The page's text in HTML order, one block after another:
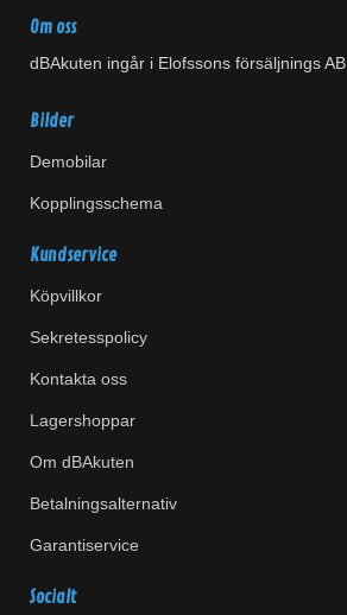
Om oss
dBAkuten ingår i Elofssons försäljnings AB
Bilder
Demobilar
Kopplingsschema
Kundservice
Köpvillkor
Sekretesspolicy
Kontakta oss
Lagershoppar
Om dBAkuten
Betalningsalternativ
Garantiservice
Socialt